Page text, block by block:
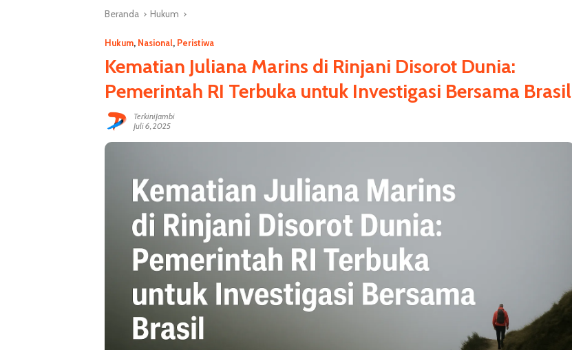
Beranda Hukum
Hukum, Nasional, Peristiwa
Kematian Juliana Marins di Rinjani Disorot Dunia:
Pemerintah RI Terbuka untuk Investigasi Bersama Brasil
TerkiniJambi
Juli 6, 2025